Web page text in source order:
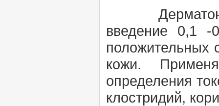
введение 0,1 -
положительных
кожи.
определения
клостридий,